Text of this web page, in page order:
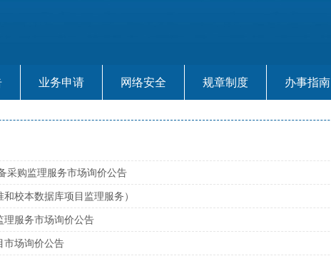
业务申请 网络安全 规章制度 办事指南
采购监理服务市场询价公告
校本数据库项目监理服务）
理服务市场询价公告
市场询价公告